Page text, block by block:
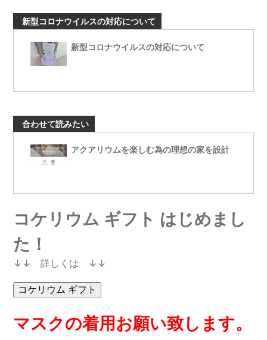
新型コロナウイルスの対応について
新型コロナウイルスの対応について
合わせて読みたい
アクアリウムを楽しむ為の理想の家を設計
コケリウム ギフト はじめまし
た！
↓↓ 詳しくは ↓↓
マスクの着用お願い致します。